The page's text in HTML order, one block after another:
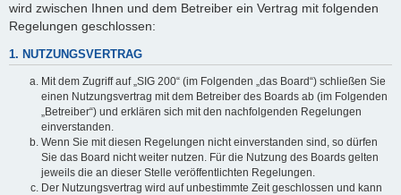
wird zwischen Ihnen und dem Betreiber ein Vertrag mit folgenden
Regelungen geschlossen:
1. NUTZUNGSVERTRAG
Mit dem Zugriff auf „SIG 200“ (im Folgenden „das Board“) schließen Sie
einen Nutzungsvertrag mit dem Betreiber des Boards ab (im Folgenden
„Betreiber“) und erklären sich mit den nachfolgenden Regelungen
einverstanden.
Wenn Sie mit diesen Regelungen nicht einverstanden sind, so dürfen
Sie das Board nicht weiter nutzen. Für die Nutzung des Boards gelten
jeweils die an dieser Stelle veröffentlichten Regelungen.
Der Nutzungsvertrag wird auf unbestimmte Zeit geschlossen und kann